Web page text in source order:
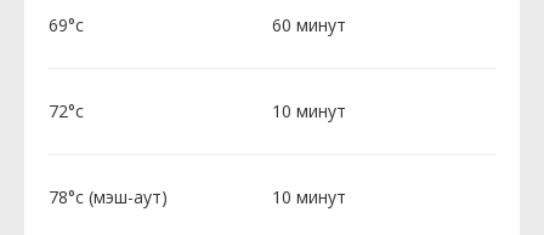
69°c 60 минут
72°c 10 минут
78°c (мэш-аут) 10 минут